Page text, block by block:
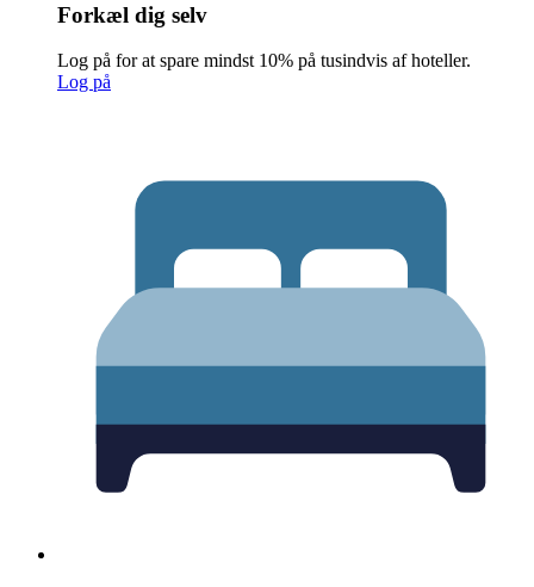
Forkæl dig selv
Log på for at spare mindst 10% på tusindvis af hoteller.
Log på